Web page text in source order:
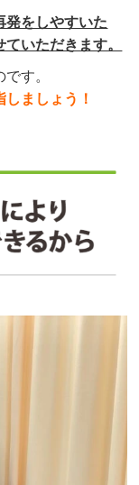
発をしやすいた
いただきます。
す。
ましょう！